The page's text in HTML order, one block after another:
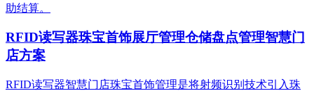
助结算。
RFID读写器珠宝首饰展厅管理仓储盘点管理智慧门
店方案
RFID读写器智慧门店珠宝首饰管理是将射频识别技术引入珠